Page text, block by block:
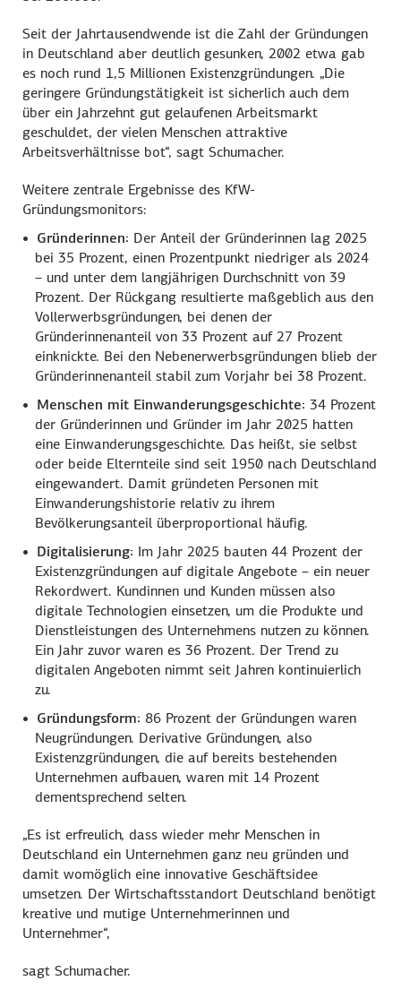
Seit der Jahrtausendwende ist die Zahl der Gründungen
in Deutschland aber deutlich gesunken, 2002 etwa gab
es noch rund 1,5 Millionen Existenzgründungen. „Die
geringere Gründungstätigkeit ist sicherlich auch dem
über ein Jahrzehnt gut gelaufenen Arbeitsmarkt
geschuldet, der vielen Menschen attraktive
Arbeitsverhältnisse bot“, sagt Schumacher.
Weitere zentrale Ergebnisse des KfW-
Gründungsmonitors:
Gründerinnen: Der Anteil der Gründerinnen lag 2025
bei 35 Prozent, einen Prozentpunkt niedriger als 2024
– und unter dem langjährigen Durchschnitt von 39
Prozent. Der Rückgang resultierte maßgeblich aus den
Vollerwerbsgründungen, bei denen der
Gründerinnenanteil von 33 Prozent auf 27 Prozent
einknickte. Bei den Nebenerwerbsgründungen blieb der
Gründerinnenanteil stabil zum Vorjahr bei 38 Prozent.
Menschen mit Einwanderungsgeschichte: 34 Prozent
der Gründerinnen und Gründer im Jahr 2025 hatten
eine Einwanderungsgeschichte. Das heißt, sie selbst
oder beide Elternteile sind seit 1950 nach Deutschland
eingewandert. Damit gründeten Personen mit
Einwanderungshistorie relativ zu ihrem
Bevölkerungsanteil überproportional häufig.
Digitalisierung: Im Jahr 2025 bauten 44 Prozent der
Existenzgründungen auf digitale Angebote – ein neuer
Rekordwert. Kundinnen und Kunden müssen also
digitale Technologien einsetzen, um die Produkte und
Dienstleistungen des Unternehmens nutzen zu können.
Ein Jahr zuvor waren es 36 Prozent. Der Trend zu
digitalen Angeboten nimmt seit Jahren kontinuierlich
zu.
Gründungsform: 86 Prozent der Gründungen waren
Neugründungen. Derivative Gründungen, also
Existenzgründungen, die auf bereits bestehenden
Unternehmen aufbauen, waren mit 14 Prozent
dementsprechend selten.
„Es ist erfreulich, dass wieder mehr Menschen in
Deutschland ein Unternehmen ganz neu gründen und
damit womöglich eine innovative Geschäftsidee
umsetzen. Der Wirtschaftsstandort Deutschland benötigt
kreative und mutige Unternehmerinnen und
Unternehmer“,
sagt Schumacher.